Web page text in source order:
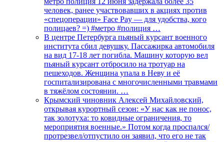
человек, ранее участвовавших в акциях против
«спецоперации» Face Pay — для удобства, кого
полицаев? =) #метро #полиция …
В центре Петербурга пьяный курсант военного
института сбил девушку. Пассажирка автомобиля
на вид 17-18 лет погибла. Машину которую вел
пьяный курсант отбросило на тротуар на
пешеходов. Женщина упала в Неву и её
госпитализирована с многочисленными травмами
в тяжёлом состоянии. …
Крымский чиновник Алексей Михайловский,
открывая курортный сезон: «У нас как не понос,
так золотуха: то ковидные ограничения, то
мероприятия военные.» Потом когда проспался/
протрезвел/отпустило он заявил, что его не так